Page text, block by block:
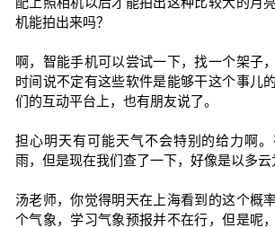
机能拍出来吗？
啊，智能手机可以尝试一下，找一个架子
时间说不定有这些软件是能够干这个事儿
们的互动平台上，也有朋友说了。
担心明天有可能天气不会特别的给力啊
雨，但是现在我们查了一下，好像是以多云
汤老师，你觉得明天在上海看到的这个概
个气象，学习气象预报并不在行，但是呢